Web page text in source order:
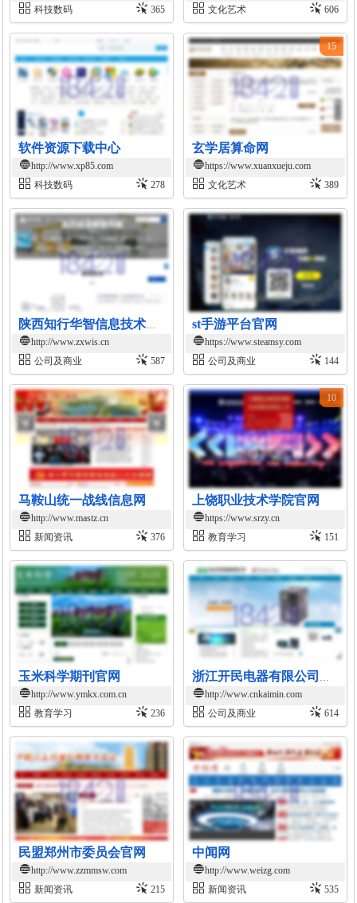
科技数码
365
文化艺术
606
软件资源下载中心
http://www.xp85.com
科技数码
278
玄学居算命网
https://www.xuanxueju.com
文化艺术
389
15
陕西知行华智信息技术有限公司官网
http://www.zxwis.cn
公司及商业
587
st手游平台官网
https://www.steamsy.com
公司及商业
144
马鞍山统一战线信息网
http://www.mastz.cn
新闻资讯
376
上饶职业技术学院官网
https://www.srzy.cn
教育学习
151
10
玉米科学期刊官网
http://www.ymkx.com.cn
教育学习
236
浙江开民电器有限公司官网-电动机保护器与变频器专业生产厂家
http://www.cnkaimin.com
公司及商业
614
民盟郑州市委员会官网
http://www.zzmmsw.com
新闻资讯
215
中闻网
http://www.weizg.com
新闻资讯
535